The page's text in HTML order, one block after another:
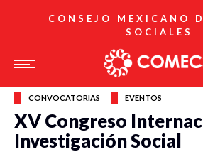
CONSEJO MEXICANO
SOCIALES
CONVOCATORIAS EVENTOS
XV Congreso
Investigación Social